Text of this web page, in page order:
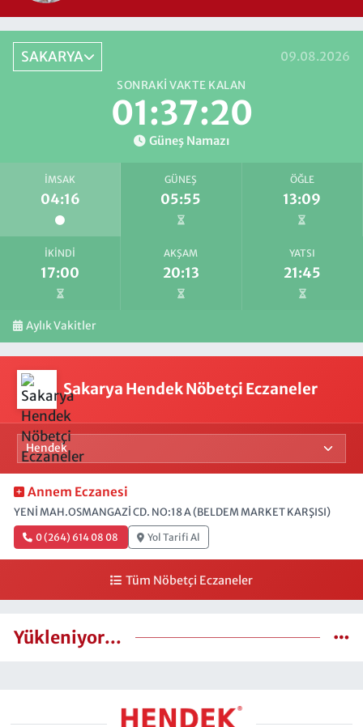
SAKARYA 09.08.2026
SONRAKI VAKTE KALAN
01:37:19
Güneş Namazı
İMSAK
04:16
GÜNEŞ
05:55
ÖĞLE
13:09
İKINDI
17:00
AKŞAM
20:13
YATSI
21:45
Aylık Vakitler
Sakarya Hendek Nöbetçi Eczaneler
Annem Eczanesi
YENİ MAH.OSMANGAZİ CD. NO:18 A (BELDEM MARKET KARŞISI)
0 (264) 614 08 08 Yol Tarifi Al
Tüm Nöbetçi Eczaneler
Yükleniyor...